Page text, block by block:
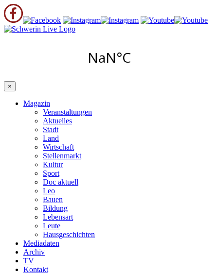
×
Magazin
Veranstaltungen
Aktuelles
Stadt
Land
Wirtschaft
Stellenmarkt
Kultur
Sport
Doc aktuell
Leo
Bauen
Bildung
Lebensart
Leute
Hausgeschichten
Mediadaten
Archiv
TV
Kontakt